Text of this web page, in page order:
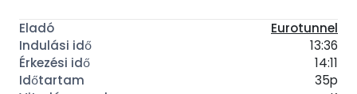
Eurotunnel
13:36
14:11
35p